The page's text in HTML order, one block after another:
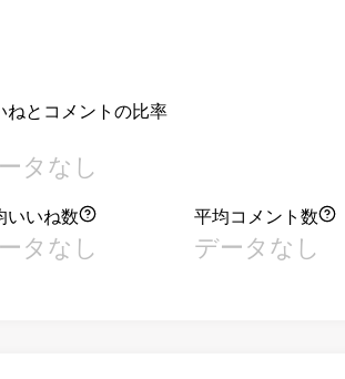
ねとコメントの比率
タなし
いいね数
タなし
平均コメント数
データなし